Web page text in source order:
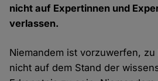
nicht auf Expertinnen und
verlassen.
Niemandem ist vorzuwerfen,
nicht auf dem Stand der